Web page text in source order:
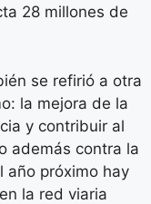
28 millones de
se refirió a otra
la mejora de la
y contribuir al
además contra la
año próximo hay
la red viaria